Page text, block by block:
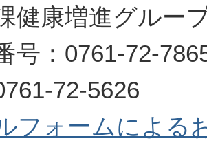
健康増進グルー
号：0761-72-
72-5626
フォームによる